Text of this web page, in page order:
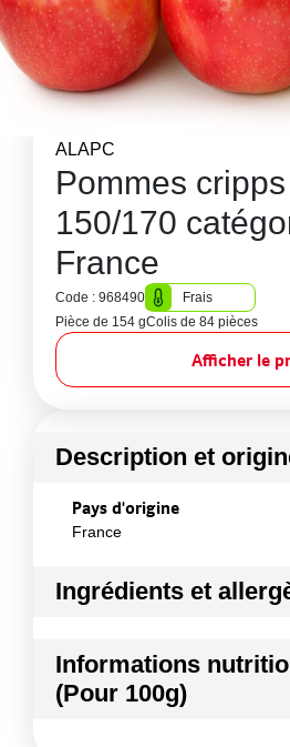
ALAPC
Pommes
150/170
France
Code : 968490
Frais
Pièce de 154 gColis de 84 pièces
Afficher le
Description et
Pays d'origine
France
Ingrédients et
POMME CRIPPS PINK
Conformément aux
Informations
(Pour 100g)